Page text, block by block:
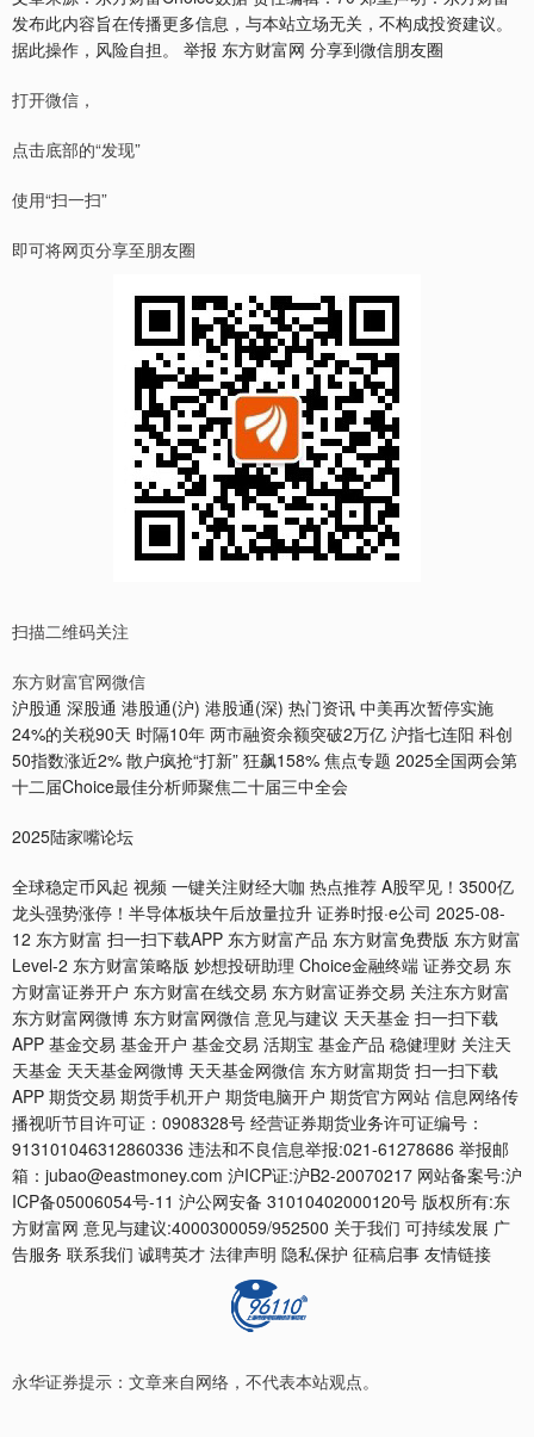
发布此内容旨在传播更多信息，与本站立场无关，不构成投资建议。
据此操作，风险自担。 举报 东方财富网 分享到微信朋友圈
打开微信，
点击底部的“发现”
使用“扫一扫”
即可将网页分享至朋友圈
扫描二维码关注
东方财富官网微信
沪股通 深股通 港股通(沪) 港股通(深) 热门资讯 中美再次暂停实施
24%的关税90天 时隔10年 两市融资余额突破2万亿 沪指七连阳 科创
50指数涨近2% 散户疯抢“打新” 狂飙158% 焦点专题 2025全国两会第
十二届Choice最佳分析师聚焦二十届三中全会
2025陆家嘴论坛
全球稳定币风起 视频 一键关注财经大咖 热点推荐 A股罕见！3500亿
龙头强势涨停！半导体板块午后放量拉升 证券时报·e公司 2025-08-
12 东方财富 扫一扫下载APP 东方财富产品 东方财富免费版 东方财富
Level-2 东方财富策略版 妙想投研助理 Choice金融终端 证券交易 东
方财富证券开户 东方财富在线交易 东方财富证券交易 关注东方财富
东方财富网微博 东方财富网微信 意见与建议 天天基金 扫一扫下载
APP 基金交易 基金开户 基金交易 活期宝 基金产品 稳健理财 关注天
天基金 天天基金网微博 天天基金网微信 东方财富期货 扫一扫下载
APP 期货交易 期货手机开户 期货电脑开户 期货官方网站 信息网络传
播视听节目许可证：0908328号 经营证券期货业务许可证编号：
913101046312860336 违法和不良信息举报:021-61278686 举报邮
箱：jubao@eastmoney.com 沪ICP证:沪B2-20070217 网站备案号:沪
ICP备05006054号-11 沪公网安备 31010402000120号 版权所有:东
方财富网 意见与建议:4000300059/952500 关于我们 可持续发展 广
告服务 联系我们 诚聘英才 法律声明 隐私保护 征稿启事 友情链接
永华证券提示：文章来自网络，不代表本站观点。